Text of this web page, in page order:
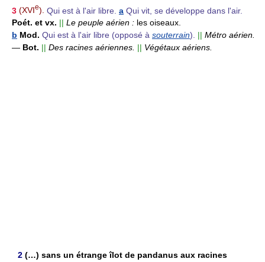
3 (XVIe). Qui est à l'air libre. a Qui vit, se développe dans l'air.
Poét. et vx. || Le peuple aérien : les oiseaux.
b Mod. Qui est à l'air libre (opposé à souterrain). || Métro aérien.
— Bot. || Des racines aériennes. || Végétaux aériens.
2 (…) sans un étrange îlot de pandanus aux racines